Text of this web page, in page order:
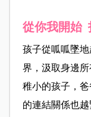
從你我開始
孩子從呱呱墜
界，汲取身邊
稚小的孩子，
的連結關係也